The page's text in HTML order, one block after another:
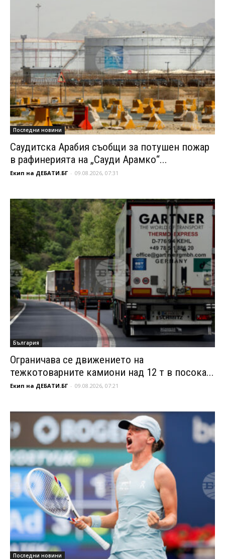
Последни новини
Саудитска Арабия съобщи за потушен пожар
в рафинерията на „Сауди Арамко“...
Екип на ДЕБАТИ.БГ - 09.08.2026, 07:31
България
Ограничава се движението на
тежкотоварните камиони над 12 т в посока...
Екип на ДЕБАТИ.БГ - 09.08.2026, 07:21
Последни новини